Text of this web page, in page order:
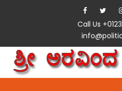
Call Us